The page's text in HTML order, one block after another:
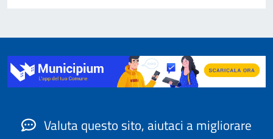
Valuta questo sito, aiutaci a migliorare